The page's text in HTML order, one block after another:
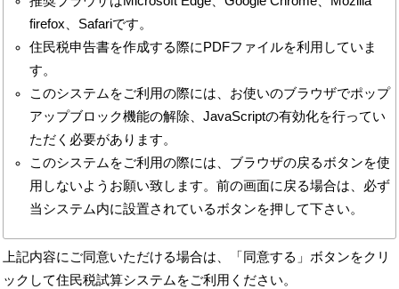
firefox、Safariです。
住民税申告書を作成する際にPDFファイルを利用していま
す。
このシステムをご利用の際には、お使いのブラウザでポップ
アップブロック機能の解除、JavaScriptの有効化を行ってい
ただく必要があります。
このシステムをご利用の際には、ブラウザの戻るボタンを使
用しないようお願い致します。前の画面に戻る場合は、必ず
当システム内に設置されているボタンを押して下さい。
上記内容にご同意いただける場合は、「同意する」ボタンをクリ
ックして住民税試算システムをご利用ください。